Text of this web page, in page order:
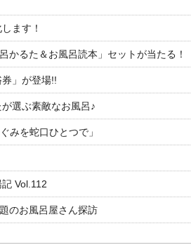
ます！
かるた＆お風呂読本」セットが当たる！
」が登場!!
選ぶ素敵なお風呂♪
みを蛇口ひとつで」
Vol.112
のお風呂屋さん探訪